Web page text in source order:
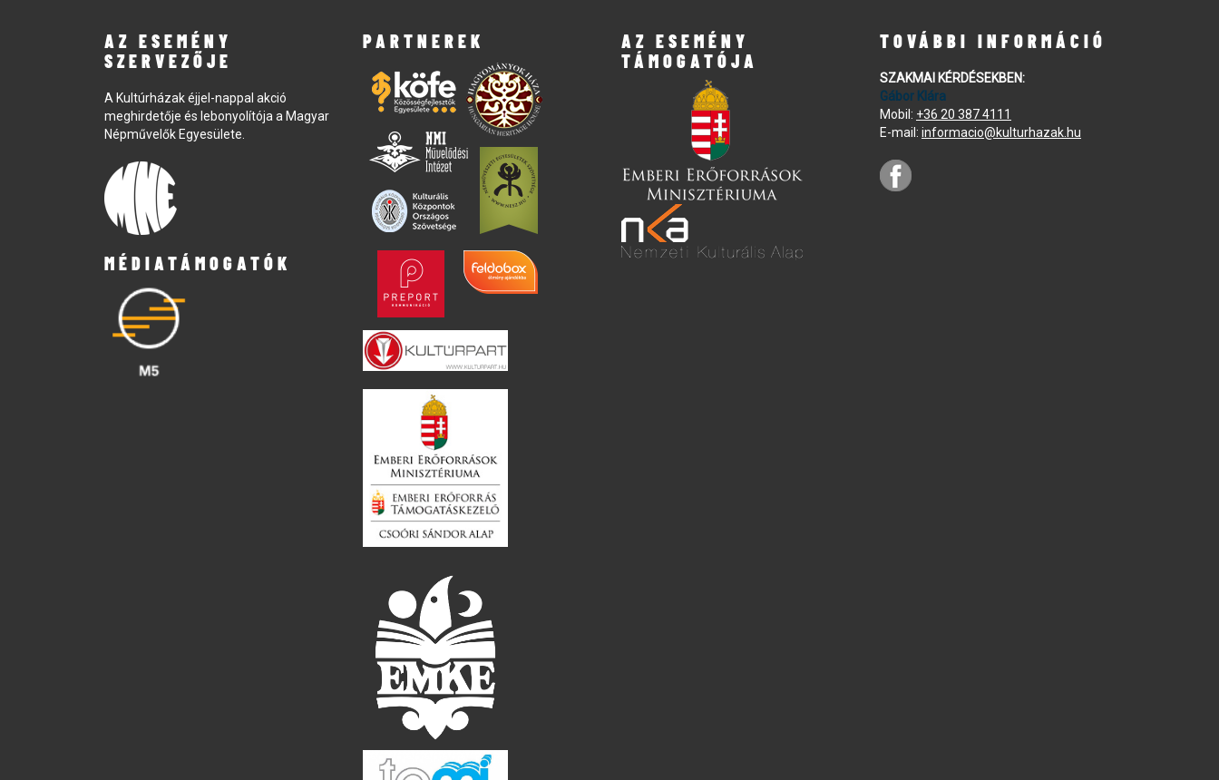
AZ ESEMÉNY
SZERVEZŐJE
A Kultúrházak éjjel-nappal akció
meghirdetője és lebonyolítója a Magyar
Népművelők Egyesülete.
MÉDIATÁMOGATÓK
PARTNEREK
AZ ESEMÉNY
TÁMOGATÓJA
TOVÁBBI INFORMÁCIÓ
SZAKMAI KÉRDÉSEKBEN:
Gábor Klára
Mobil: +36 20 387 4111
E-mail: informacio@kulturhazak.hu